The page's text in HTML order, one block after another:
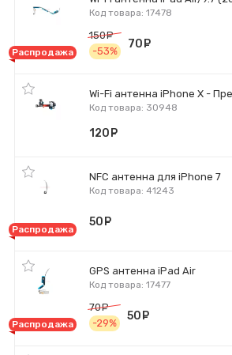
Код товара: 17478
Распродажа
150
руб.
-53%
70
Wi-Fi антенна iPhone X -
Код товара: 30948
120
NFC антенна для iPhone 7
Код товара: 41243
Распродажа
50
GPS антенна iPad Air
Код товара: 17477
Распродажа
70
руб.
-29%
50